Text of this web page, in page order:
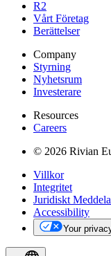
R2
Vårt Företag
Berättelser
Company
Styrning
Nyhetsrum
Investerare
Resources
Careers
© 2026 Rivian
Villkor
Integritet
Juridiskt
Accessibility
Your